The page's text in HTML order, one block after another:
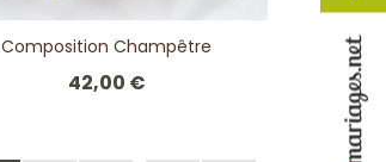
Composition Champêtre
42,00 €